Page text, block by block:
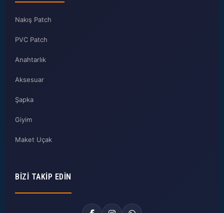
Nakış Patch
PVC Patch
Anahtarlık
Aksesuar
Şapka
Giyim
Maket Uçak
BIZI TAKIP EDIN